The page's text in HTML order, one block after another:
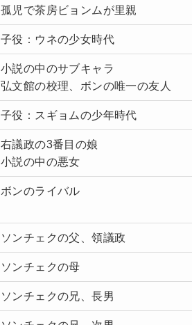
孤児で茶房ビョンムが里親
子役：ウネの少女時代
小説の中のサブキャラ
弘文館の校理、ボンの唯一の友人
子役：スギョムの少年時代
右議政の3番目の娘
小説の中の悪女
ボンのライバル
ソンチェクの父、領議政
ソンチェクの母
ソンチェクの兄、長男